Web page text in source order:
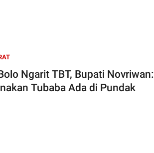
Ngarit TBT, Bupati Novriwan:
Tubaba Ada di Pundak